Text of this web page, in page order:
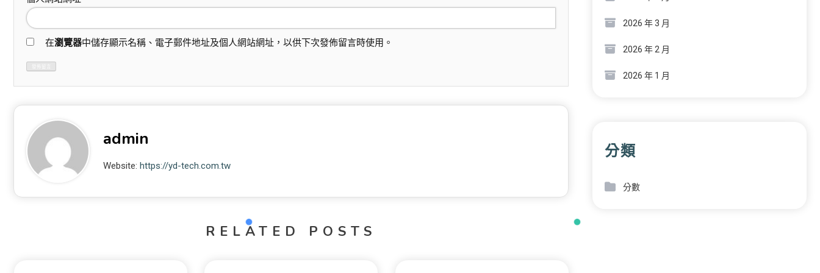
在瀏覽器中儲存顯示名稱、電子郵件地址及個人網站網址，以供下次發佈留言時使用。
admin
Website: https://yd-tech.com.tw
RELATED POSTS
2026 年 3 月
2026 年 2 月
2026 年 1 月
分類
分數